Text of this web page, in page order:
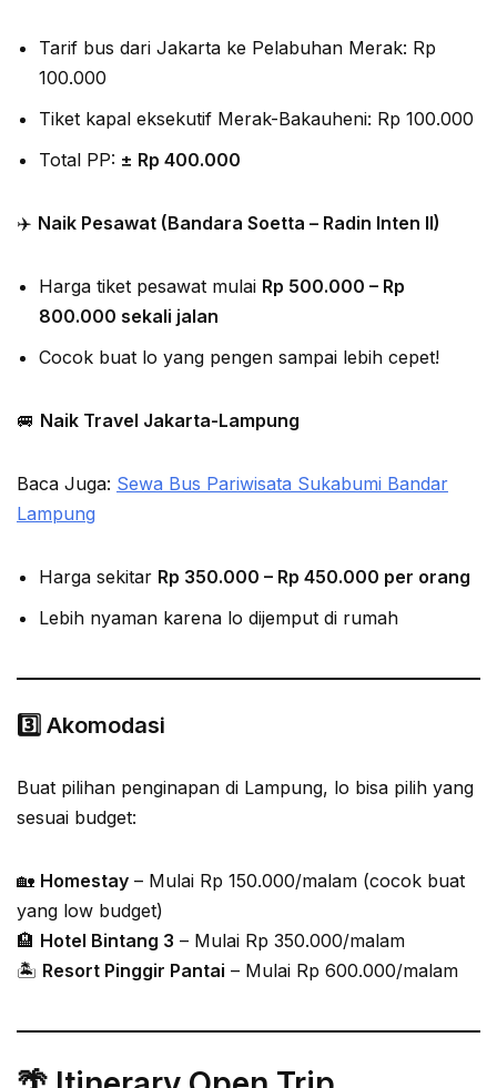
Tarif bus dari Jakarta ke Pelabuhan Merak: Rp
100.000
Tiket kapal eksekutif Merak-Bakauheni: Rp 100.000
Total PP: ± Rp 400.000
✈️ Naik Pesawat (Bandara Soetta – Radin Inten II)
Harga tiket pesawat mulai Rp 500.000 – Rp
800.000 sekali jalan
Cocok buat lo yang pengen sampai lebih cepet!
🚐 Naik Travel Jakarta-Lampung
Baca Juga: Sewa Bus Pariwisata Sukabumi Bandar
Lampung
Harga sekitar Rp 350.000 – Rp 450.000 per orang
Lebih nyaman karena lo dijemput di rumah
3️⃣ Akomodasi
Buat pilihan penginapan di Lampung, lo bisa pilih yang
sesuai budget:
🏡 Homestay – Mulai Rp 150.000/malam (cocok buat
yang low budget)
🏨 Hotel Bintang 3 – Mulai Rp 350.000/malam
🏝 Resort Pinggir Pantai – Mulai Rp 600.000/malam